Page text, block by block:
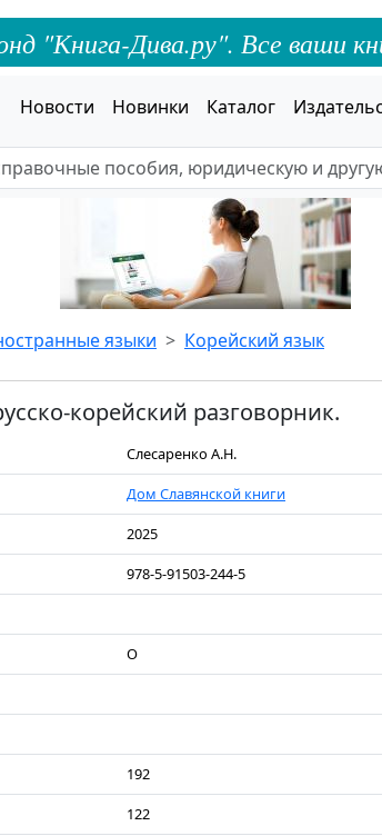
"Книга-Дива.ру". Все ваши
Новости Новинки Каталог
языки Корейский язык
корейский разговорник.
Слесаренко А.Н.
Дом Славянской книги
2025
978-5-91503-244-5
О
192
122